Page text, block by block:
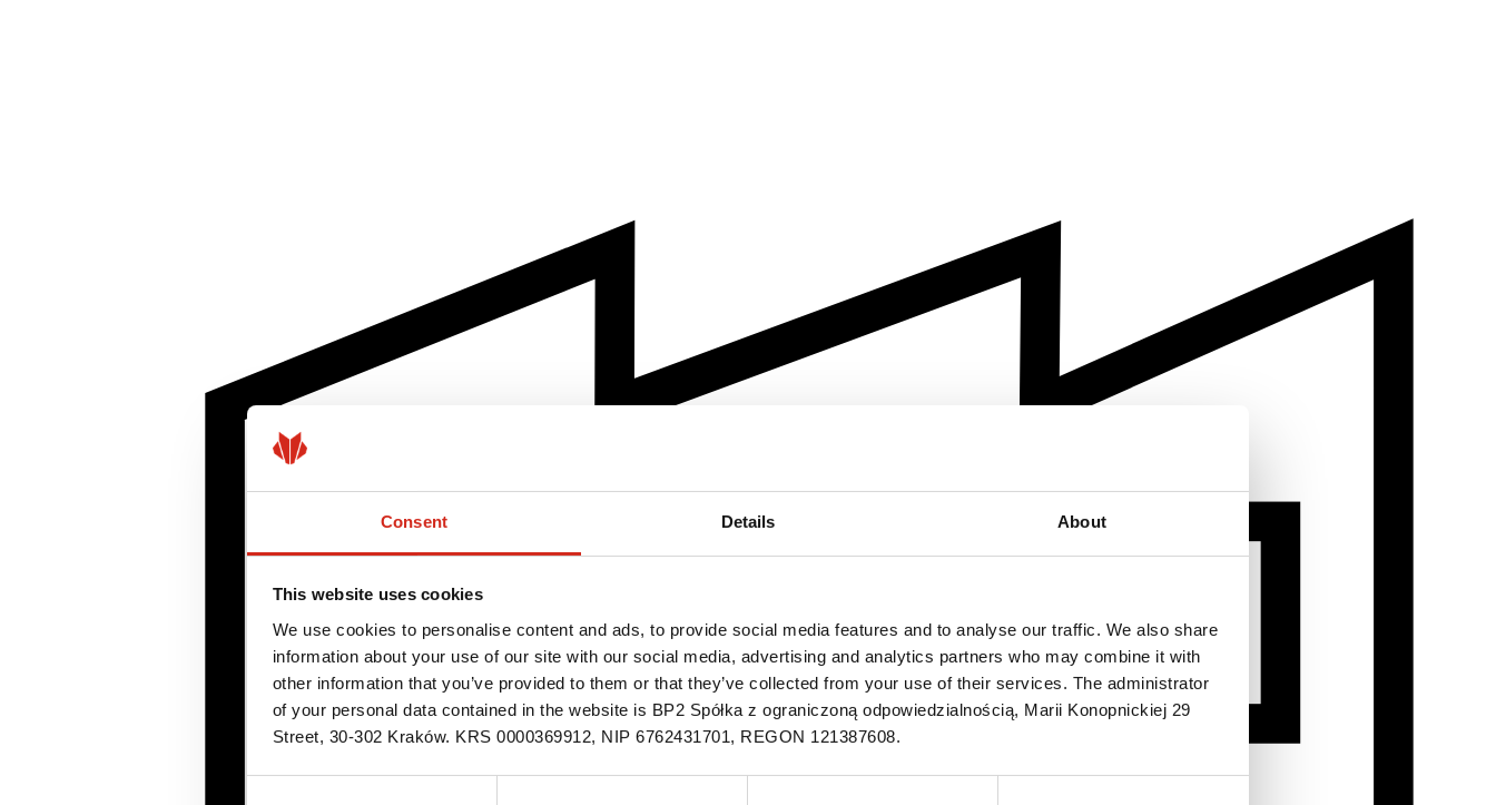
Consent Details About
This website uses cookies
We use cookies to personalise content and ads, to provide social media features and to analyse our traffic. We also share
information about your use of our site with our social media, advertising and analytics partners who may combine it with
other information that you’ve provided to them or that they’ve collected from your use of their services. The administrator
of your personal data contained in the website is BP2 Spółka z ograniczoną odpowiedzialnością, Marii Konopnickiej 29
Street, 30-302 Kraków. KRS 0000369912, NIP 6762431701, REGON 121387608.